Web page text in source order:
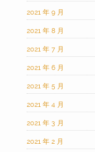
2021 年 9 月
2021 年 8 月
2021 年 7 月
2021 年 6 月
2021 年 5 月
2021 年 4 月
2021 年 3 月
2021 年 2 月